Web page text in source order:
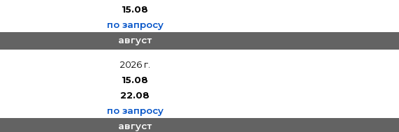
15.08
по запросу
август
2026 г.
15.08
22.08
по запросу
август